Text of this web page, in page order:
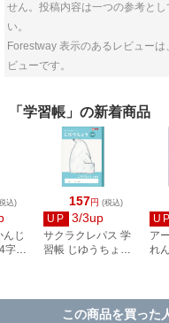
せん。投稿内容は一つの参考と
い。
Forestway 表示のあるレビュー
ビューです。
「学習帳」の新着商品
157円 (税込)
UP 3/3up
サクラクレパス 学
習帳 じゆうちょう
UP
ア
れ
込)
んじ
字
この商品を買った